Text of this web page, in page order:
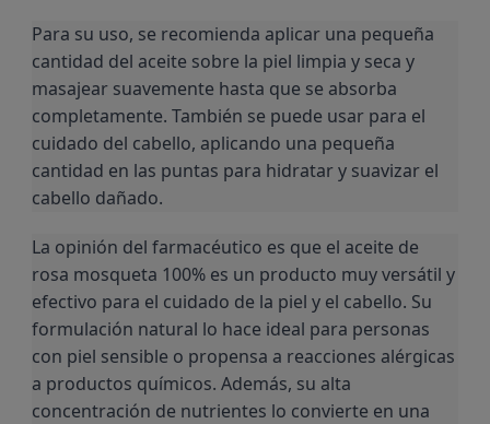
Para su uso, se recomienda aplicar una pequeña
cantidad del aceite sobre la piel limpia y seca y
masajear suavemente hasta que se absorba
completamente. También se puede usar para el
cuidado del cabello, aplicando una pequeña
cantidad en las puntas para hidratar y suavizar el
cabello dañado.
La opinión del farmacéutico es que el aceite de
rosa mosqueta 100% es un producto muy versátil y
efectivo para el cuidado de la piel y el cabello. Su
formulación natural lo hace ideal para personas
con piel sensible o propensa a reacciones alérgicas
a productos químicos. Además, su alta
concentración de nutrientes lo convierte en una